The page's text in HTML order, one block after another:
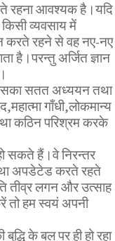
रहना आवश्यक है।यदि
व्यवसाय में
करते रहने से वह नए-नए
है।परन्तु अर्जित ज्ञान
उसका सतत अध्ययन तथा
गाँधी,लोकमान्य
कठिन परिश्रम करके
सकते हैं।वे निरन्तर
अपडेटेड करते रहते
तीव्र लगन और उत्साह
तो हम स्वयं अपनी
के बल पर ही हो रहा